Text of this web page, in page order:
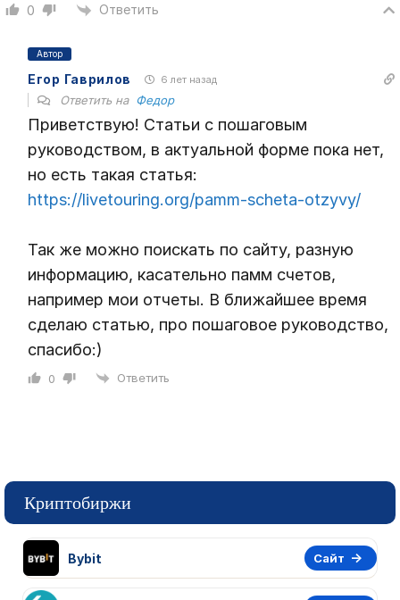
0 Ответить
Автор
Егор Гаврилов 6 лет назад
Ответить на Федор
Приветствую! Статьи с пошаговым
руководством, в актуальной форме пока нет,
но есть такая статья:
https://livetouring.org/pamm-scheta-otzyvy/
Так же можно поискать по сайту, разную
информацию, касательно памм счетов,
например мои отчеты. В ближайшее время
сделаю статью, про пошаговое руководство,
спасибо:)
0 Ответить
Криптобиржи
Bybit Сайт